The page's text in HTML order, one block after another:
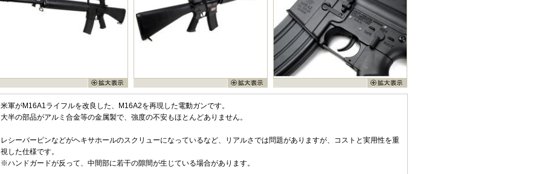
米軍がM16A1ライフルを改良した、M16A2を再現した電動ガンです。
大半の部品がアルミ合金等の金属製で、強度の不安もほとんどありません。
レシーバーピンなどがヘキサホールのスクリューになっているなど、リアルさでは問題がありますが、コストと実用性を重
視した仕様です。
※ハンドガードが反って、中間部に若干の隙間が生じている場合があります。